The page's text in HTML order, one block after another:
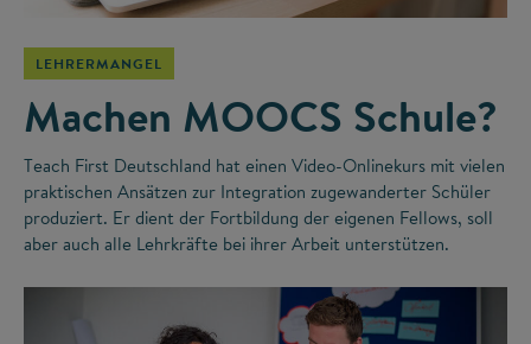
LEHRERMANGEL
Machen MOOCS Schule?
Teach First Deutschland hat einen Video-Onlinekurs mit vielen
praktischen Ansätzen zur Integration zugewanderter Schüler
produziert. Er dient der Fortbildung der eigenen Fellows, soll
aber auch alle Lehrkräfte bei ihrer Arbeit unterstützen.